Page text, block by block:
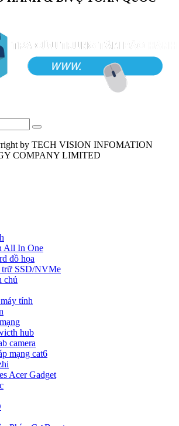
by TECH VISION INFOMATION
COMPANY LIMITED
All In One
đồ họa
SSD/NVMe
chủ
tính
hub
camera
mạng cat6
Acer Gadget